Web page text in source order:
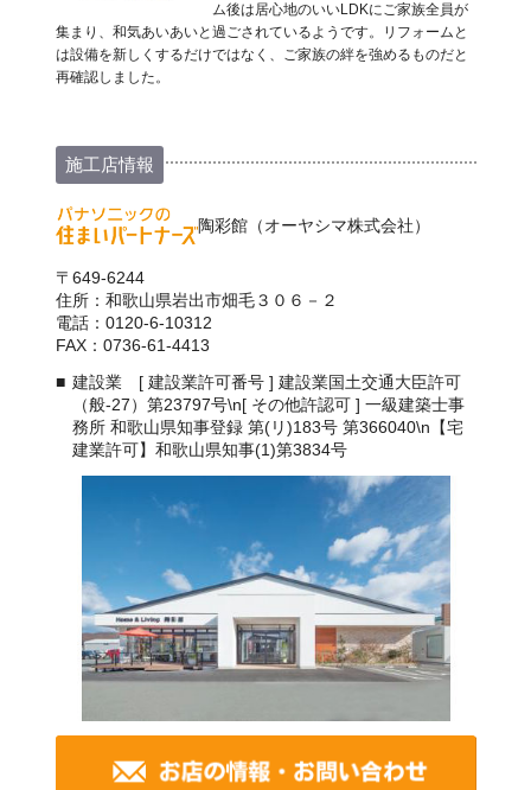
ム後は居心地のいいLDKにご家族全員が
集まり、和気あいあいと過ごされているようです。リフォームと
は設備を新しくするだけではなく、ご家族の絆を強めるものだと
再確認しました。
施工店情報
陶彩館（オーヤシマ株式会社）
〒649-6244
住所：和歌山県岩出市畑毛３０６－２
電話：0120-6-10312
FAX：0736-61-4413
建設業 [ 建設業許可番号 ] 建設業国土交通大臣許可
（般-27）第23797号\n[ その他許認可 ] 一級建築士事
務所 和歌山県知事登録 第(リ)183号 第366040\n【宅
建業許可】和歌山県知事(1)第3834号